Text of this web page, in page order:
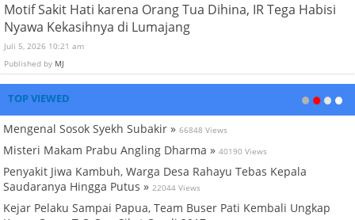
Motif Sakit Hati karena Orang Tua Dihina, IR Tega Habisi
Nyawa Kekasihnya di Lumajang
Juli 5, 2026 10:21 am
Published by MJ
TOP VIEWED
Mengenal Sosok Syekh Subakir » 66848 Views
Misteri Makam Prabu Angling Dharma » 40190 Views
Penyakit Jiwa Kambuh, Warga Desa Rahayu Tebas Kepala
Saudaranya Hingga Putus » 22044 Views
Kejar Pelaku Sampai Papua, Team Buser Pati Kembali Ungkap